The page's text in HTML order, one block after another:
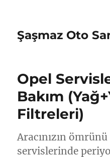
Şaşmaz Oto
Opel
Bakım
Filtreleri)
Aracınızın
servislerinde